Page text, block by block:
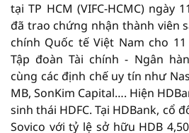
tại TP HCM (VIFC-HCMC) ngày
đã trao chứng nhận thành viên
chính Quốc tế Việt Nam cho
Tập đoàn Tài chính - Ngân
cùng các định chế uy tín như
MB, SonKim Capital…. Hiện
sinh thái HDFC. Tại HDBank, cổ
Sovico với tỷ lệ sở hữu HDB